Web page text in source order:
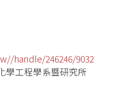
handle/246246/9032
學工程學系暨研究所